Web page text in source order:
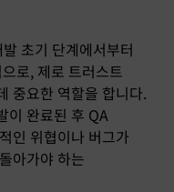
초기 단계에서부터
로, 제로 트러스트
중요한 역할을 합니다.
이 완료된 후 QA
인 위협이나 버그가
아가야 하는